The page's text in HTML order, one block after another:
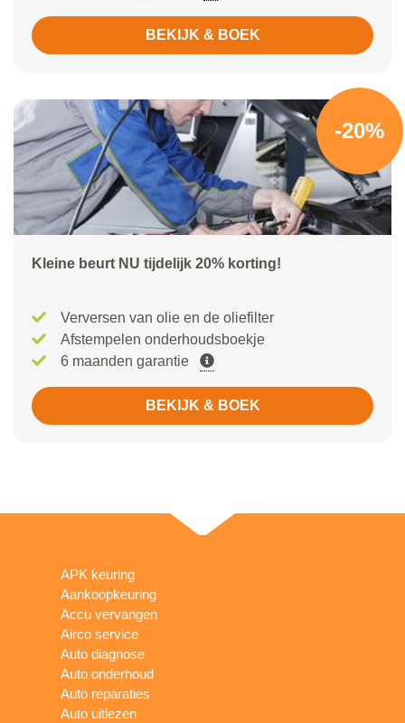
BEKIJK & BOEK
-20%
Kleine beurt NU tijdelijk 20% korting!
Verversen van olie en de oliefilter
Afstempelen onderhoudsboekje
6 maanden garantie
BEKIJK & BOEK
APK keuring
Aankoopkeuring
Accu vervangen
Airco service
Auto diagnose
Auto onderhoud
Auto reparaties
Auto uitlezen